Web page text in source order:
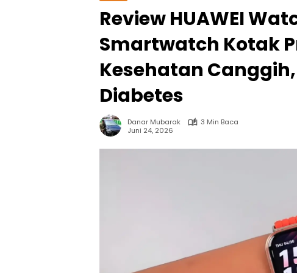
Review HUAWEI
Smartwatch Kotak
Kesehatan
Diabetes
Danar Mubarak
3 Min Baca
Juni 24, 2026